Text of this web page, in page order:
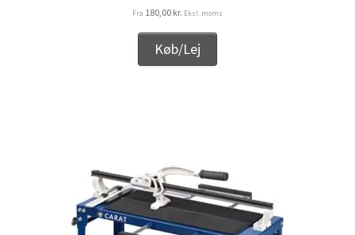
Fra 180,00 kr. Eksl. moms
Køb/Lej